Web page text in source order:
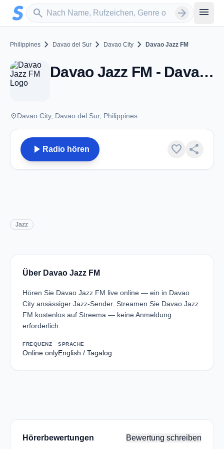
Zum Hauptinhalt springen
search
Sender suchen arrow_forward menu
Philippines chevron_right Davao del Sur chevron_right Davao City chevron_right Davao Jazz FM
Davao Jazz FM - Davao City
placeDavao City, Davao del Sur, Philippines
play_arrow Radio hören favorite share
Jazz
Über Davao Jazz FM
Hören Sie Davao Jazz FM live online — ein in Davao
City ansässiger Jazz-Sender. Streamen Sie Davao Jazz
FM kostenlos auf Streema — keine Anmeldung
erforderlich.
FREQUENZ
Online only
SPRACHE
English / Tagalog
Hörerbewertungen Bewertung schreiben